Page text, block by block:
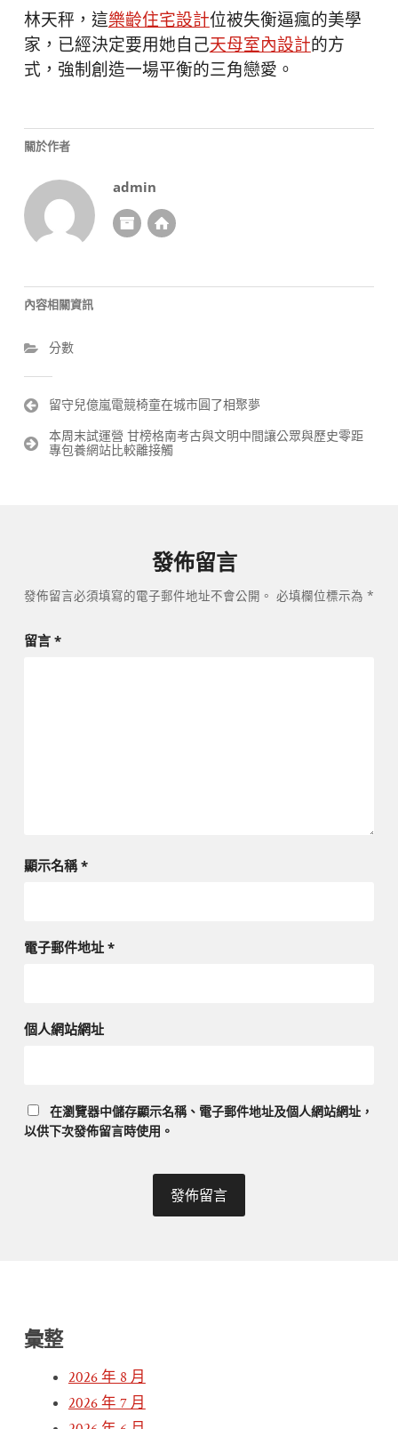
林天秤，這樂齡住宅設計位被失衡逼瘋的美學
家，已經決定要用她自己天母室內設計的方
式，強制創造一場平衡的三角戀愛。
關於作者
admin
內容相關資訊
分數
文
導
留守兒億嵐電競椅童在城市圓了相聚夢
本周末試運營 甘榜格南考古與文明中間讓公眾與歷史零距
專包養網站比較離接觸
發佈留言
發佈留言必須填寫的電子郵件地址不會公開。 必填欄位標示為 *
留言 *
顯示名稱*
電子郵件地址 *
個人網站網址
在瀏覽器中儲存顯示名稱、電子郵件地址及個人網站網址，
以供下次發佈留言時使用。
彙整
2026 年 8 月
2026 年 7 月